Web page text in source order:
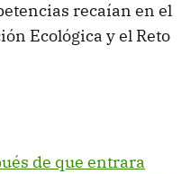
recaían en el
Ecológica y el Reto
de que entrara